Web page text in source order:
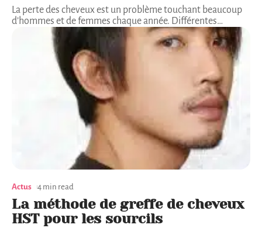
La perte des cheveux est un problème touchant beaucoup
d’hommes et de femmes chaque année. Différentes…
Actus 4 min read
La méthode de greffe de cheveux
HST pour les sourcils